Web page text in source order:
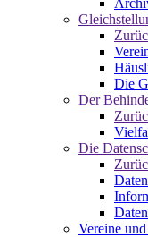
Die
Der
Die
Vereine